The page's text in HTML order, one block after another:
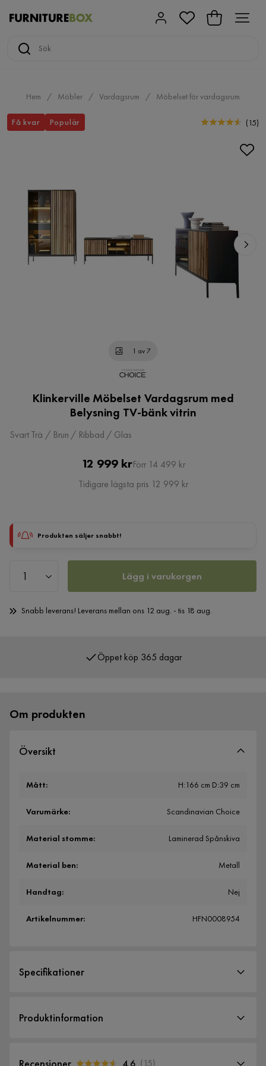
Hem Möbler Vardagsrum Möbelset för vardagsrum
Få kvar Populär (15)
1 av 7
Klinkerville Möbelset Vardagsrum med
Belysning TV-bänk vitrin
Svart Trä / Brun / Ribbad / Glas
Pris
12 999 krOriginal
Pris
Förr 14 499 kr
Tidigare lägsta pris 12 999 kr
Produkten säljer snabbt!
Lägg i varukorgen
Snabb leverans! Leverans mellan ons 12 aug. - tis 18 aug.
Öppet köp 365 dagar
Om produkten
Översikt
Mått: H:166 cm D:39 cm
Varumärke: Scandinavian Choice
Material stomme: Laminerad Spånskiva
Material ben: Metall
Handtag: Nej
Artikelnummer: HFN0008954
Specifikationer
Storlek
Produktinformation